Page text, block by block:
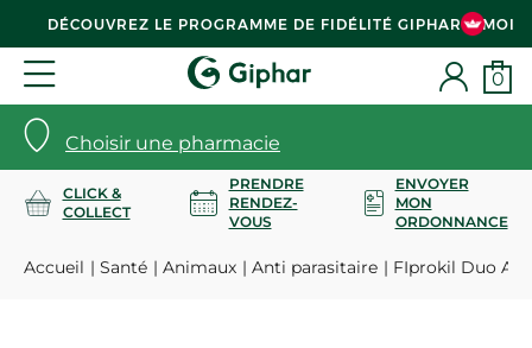
DÉCOUVREZ LE PROGRAMME DE FIDÉLITÉ GIPHAR & MOI
Choisir une pharmacie
0
CLICK &
COLLECT
PRENDRE
RENDEZ-
VOUS
ENVOYER
MON
ORDONNANCE
Accueil Santé Animaux Anti parasitaire FIprokil Duo